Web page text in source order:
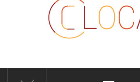
De la proximité dans